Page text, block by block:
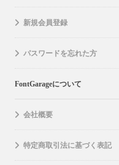
新規会員登録
パスワードを忘れた方
FontGarageについて
会社概要
特定商取引法に基づく表記